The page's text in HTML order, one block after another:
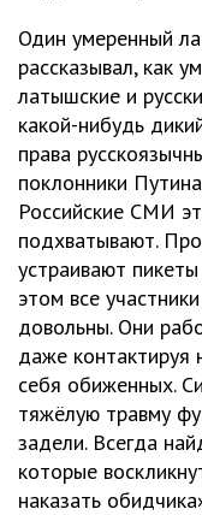
Один умеренный
рассказывал, как
латышские и
какой-нибудь
права
поклонники
Российские СМИ
подхватывают.
устраивают
этом все
довольны. Они
даже
себя обиженных.
тяжёлую травму
задели. Всегда
которые
наказать